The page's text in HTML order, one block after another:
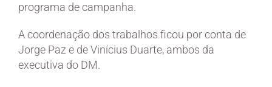
programa de campanha.
A coordenação dos trabalhos ficou por conta de
Jorge Paz e de Vinícius Duarte, ambos da
executiva do DM.